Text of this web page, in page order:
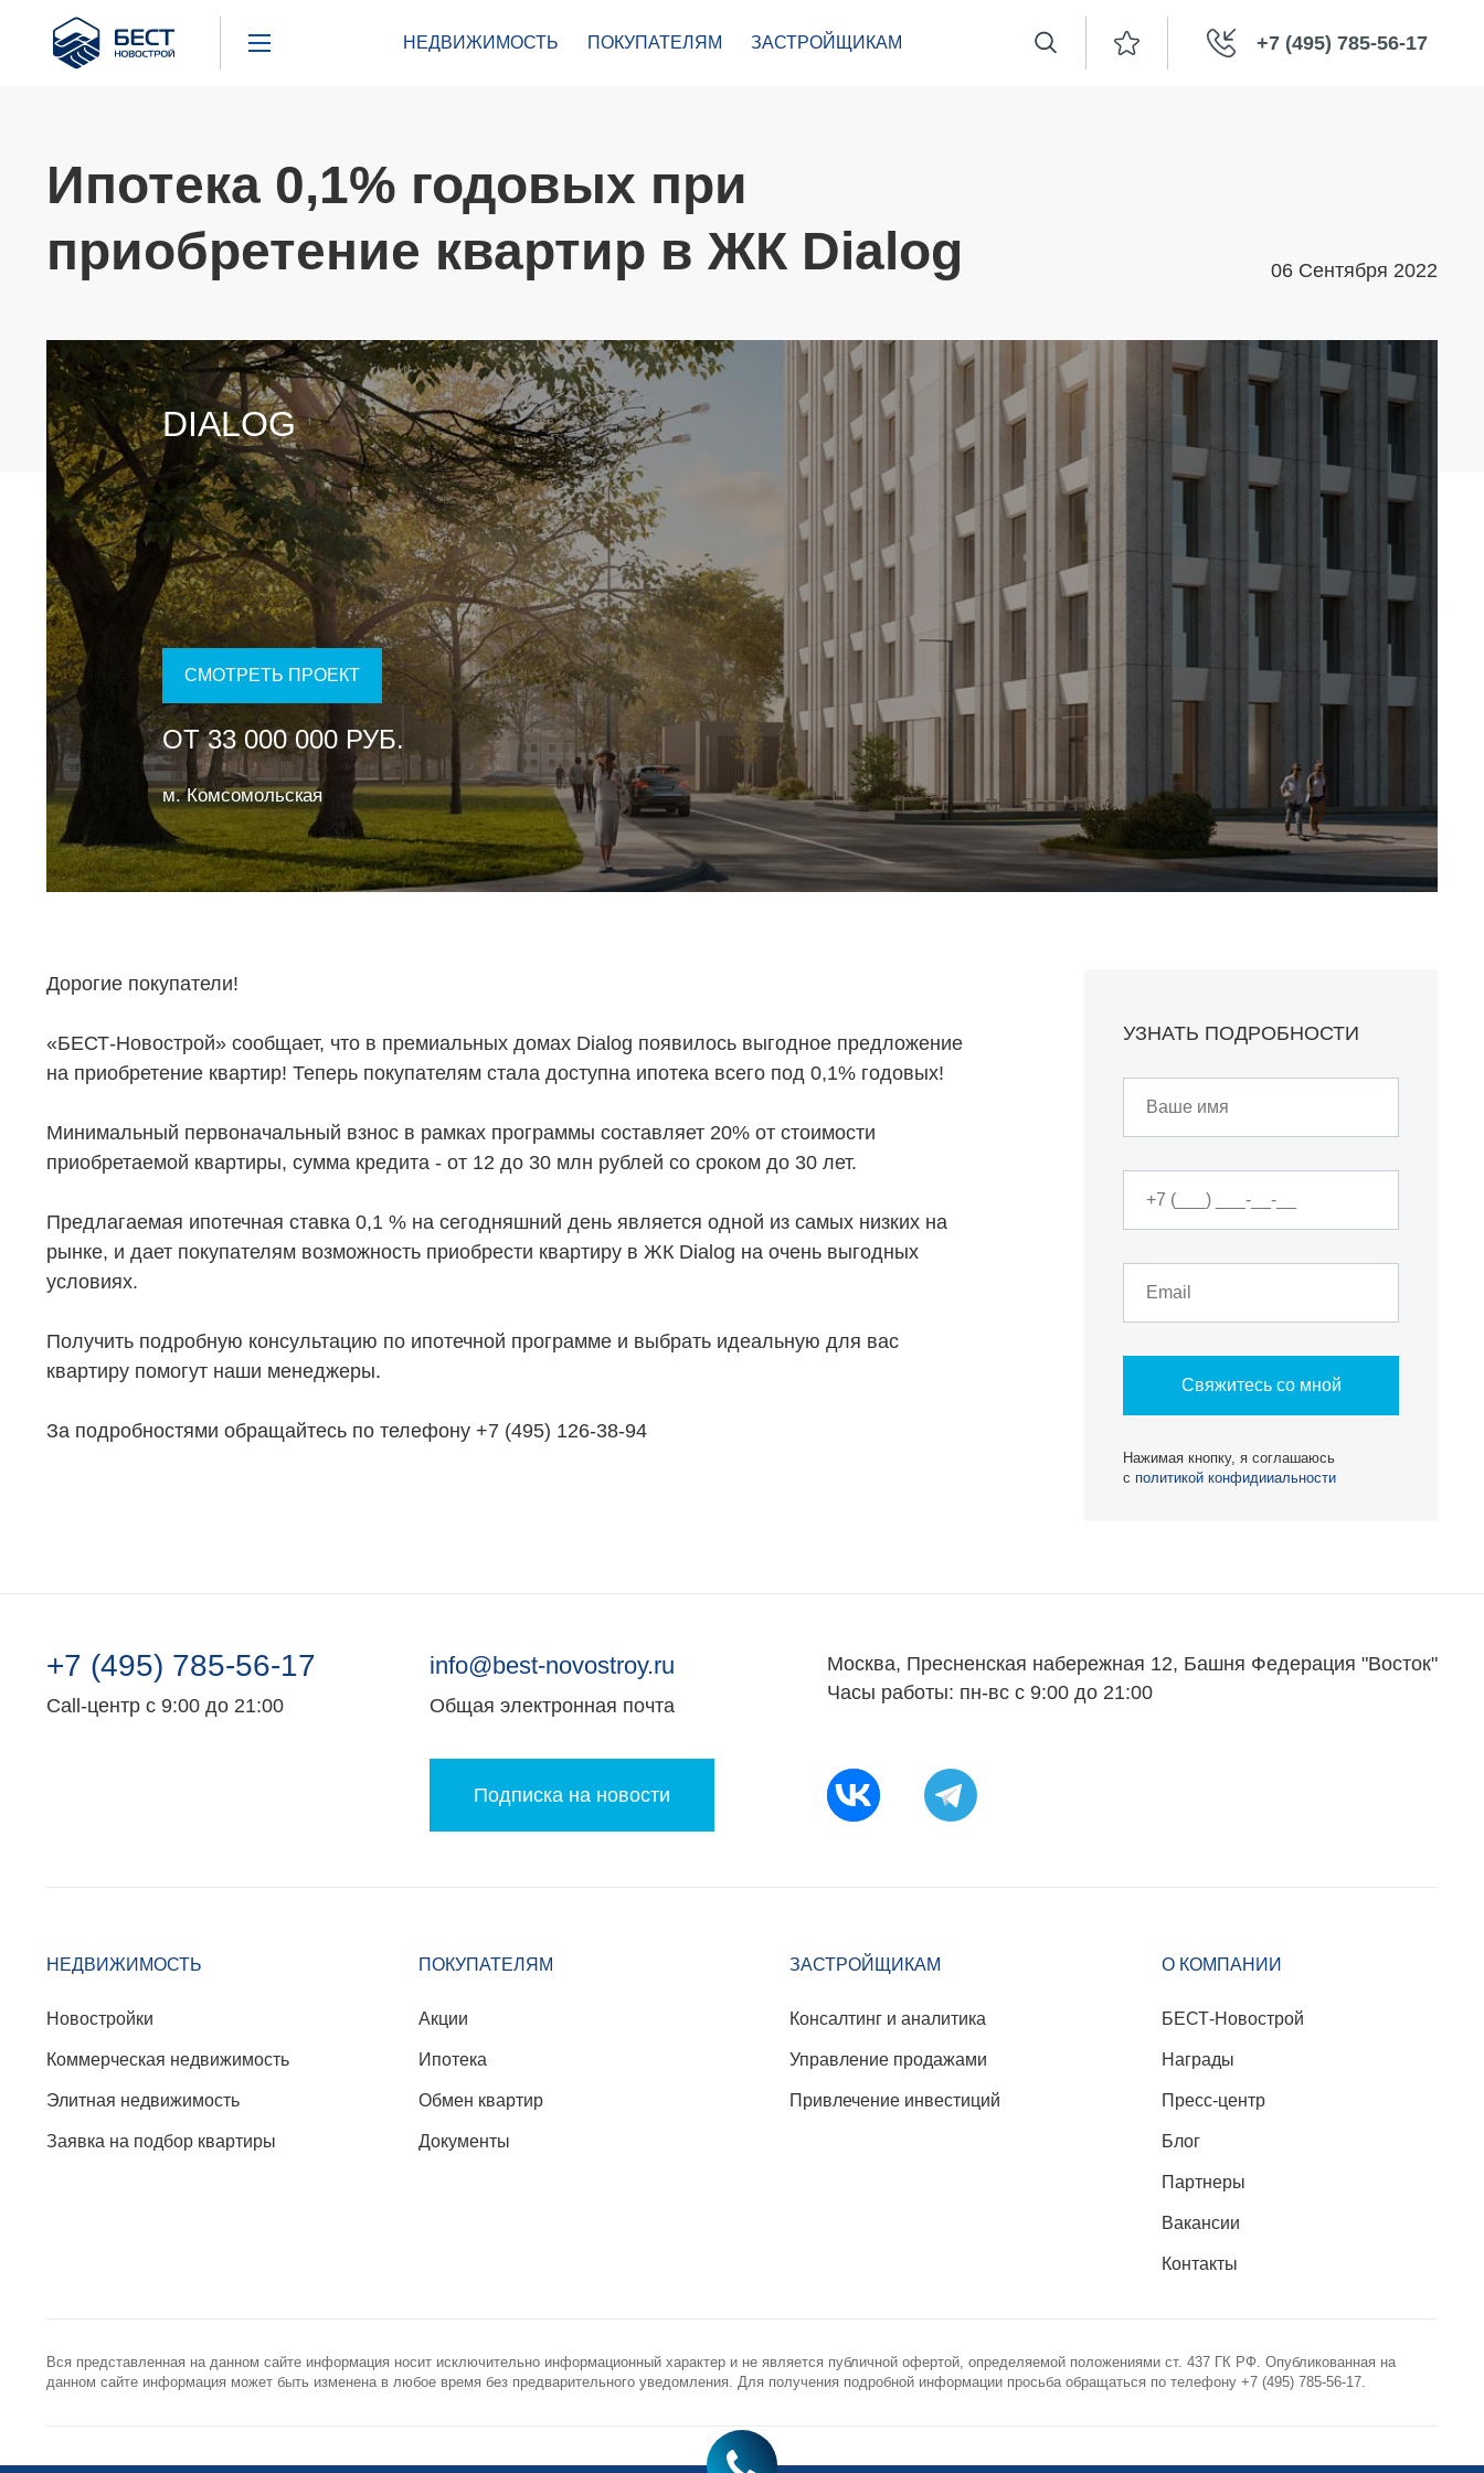
Бест
Новострой
НЕДВИЖИМОСТЬ ПОКУПАТЕЛЯМ ЗАСТРОЙЩИКАМ +7 (495) 785-56-17
НЕДВИЖИМОСТЬ
Коммерческая недвижимость
Заявка на подбор квартиры
ПОКУПАТЕЛЯМ
Ипотека
Документы
ЗАСТРОЙЩИКАМ
Управление продажами
О КОМПАНИИ
БЕСТ-Новострой
Блог
Партнеры
Call-центр 24/7 Общая электронная почта
Ипотека 0,1% годовых при
приобретение квартир в ЖК Dialog
06 Сентября 2022
DIALOG
СМОТРЕТЬ ПРОЕКТ
ОТ 33 000 000 РУБ.
м. Комсомольская
Дорогие покупатели!
«БЕСТ-Новострой» сообщает, что в премиальных домах Dialog появилось выгодное предложение
на приобретение квартир! Теперь покупателям стала доступна ипотека всего под 0,1% годовых!
Минимальный первоначальный взнос в рамках программы составляет 20% от стоимости
приобретаемой квартиры, сумма кредита - от 12 до 30 млн рублей со сроком до 30 лет.
Предлагаемая ипотечная ставка 0,1 % на сегодняшний день является одной из самых низких на
рынке, и дает покупателям возможность приобрести квартиру в ЖК Dialog на очень выгодных
условиях.
Получить подробную консультацию по ипотечной программе и выбрать идеальную для вас
квартиру помогут наши менеджеры.
За подробностями обращайтесь по телефону +7 (495) 126-38-94
УЗНАТЬ ПОДРОБНОСТИ
Свяжитесь со мной
Нажимая кнопку, я соглашаюсь
с политикой конфидииальности
+7 (495) 785-56-17
Call-центр с 9:00 до 21:00
info@best-novostroy.ru
Общая электронная почта
Подписка на новости
Москва, Пресненская набережная 12, Башня Федерация "Восток"
Часы работы: пн-вс с 9:00 до 21:00
НЕДВИЖИМОСТЬ
Новостройки
Коммерческая недвижимость
Элитная недвижимость
Заявка на подбор квартиры
ПОКУПАТЕЛЯМ
Акции
Ипотека
Обмен квартир
Документы
ЗАСТРОЙЩИКАМ
Консалтинг и аналитика
Управление продажами
Привлечение инвестиций
О КОМПАНИИ
БЕСТ-Новострой
Награды
Пресс-центр
Блог
Партнеры
Вакансии
Контакты
Вся представленная на данном сайте информация носит исключительно информационный характер и не является публичной офертой, определяемой положениями ст. 437 ГК РФ. Опубликованная на
данном сайте информация может быть изменена в любое время без предварительного уведомления. Для получения подробной информации просьба обращаться по телефону +7 (495) 785-56-17.